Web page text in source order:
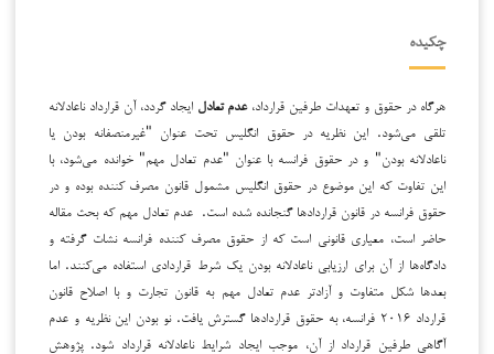
چکیده
هرگاه در حقوق و تعهدات طرفین قرارداد،عدم تعادل ایجاد گردد، آن قرارداد ناعادلانه
تلقی می‌شود. این نظریه در حقوق انگلیس تحت عنوان "غیرمنصفانه بودن یا
ناعادلانه بودن" و در حقوق فرانسه با عنوان "عدم تعادل مهم" خوانده می‌شود، با
این تفاوت که این موضوع در حقوق انگلیس مشمول قانون مصرف کننده بوده و در
حقوق فرانسه در قانون قراردادها گنجانده شده است. عدم تعادل مهم که بحث مقاله
حاضر است، معیاری قانونی است که از حقوق مصرف کننده فرانسه نشات گرفته و
دادگاه‌ها از آن برای ارزیابی ناعادلانه بودن یک شرط قراردادی استفاده می‌کنند. اما
بعدها شکل متفاوت و آزادتر عدم تعادل مهم به قانون تجارت و با اصلاح قانون
قرارداد ۲۰۱۶ فرانسه، به حقوق قراردادها گسترش یافت. نو بودن این نظریه و عدم
آگاهی طرفین قرارداد از آن، موجب ایجاد شرایط ناعادلانه قرارداد شود. پژوهش